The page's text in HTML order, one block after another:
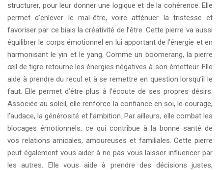
structurer, pour leur donner une logique et de la cohérence. Elle
permet d’enlever le mal-être, voire atténuer la tristesse et
favoriser par ce biais la créativité de l’être. Cette pierre va aussi
équilibrer le corps émotionnel en lui apportant de l’énergie et en
harmonisant le yin et le yang. Comme un boomerang, la pierre
œil de tigre retourne les énergies négatives à son émetteur. Elle
aide à prendre du recul et à se remettre en question lorsqu’il le
faut. Elle permet d’être plus à l’écoute de ses propres désirs.
Associée au soleil, elle renforce la confiance en soi, le courage,
l’audace, la générosité et l’ambition. Par ailleurs, elle combat les
blocages émotionnels, ce qui contribue à la bonne santé de
vos relations amicales, amoureuses et familiales. Cette pierre
peut également vous aider à ne pas vous laisser influencer par
les autres. Elle vous aide à prendre des décisions justes,